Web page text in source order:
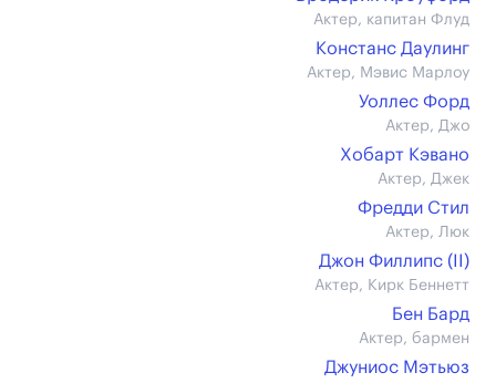
Актер, капитан Флуд
Констанс Даулинг
Актер, Мэвис Марлоу
Уоллес Форд
Актер, Джо
Хобарт Кэвано
Актер, Джек
Фредди Стил
Актер, Люк
Джон Филлипс (II)
Актер, Кирк Беннетт
Бен Бард
Актер, бармен
Джуниос Мэтьюз